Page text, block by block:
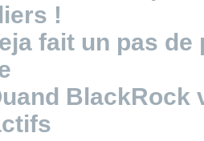
!
fait un pas de
BlackRock